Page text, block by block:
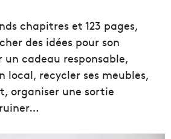
chapitres et 123 pages,
des idées pour son
cadeau responsable,
local, recycler ses meubles,
organiser une sortie